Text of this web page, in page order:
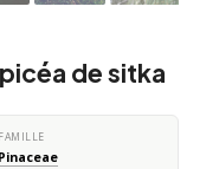
de sitka
FAMILLE
Pinaceae